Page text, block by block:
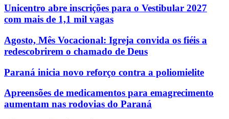
Unicentro abre inscrições para o Vestibular 2027
com mais de 1,1 mil vagas
Agosto, Mês Vocacional: Igreja convida os fiéis a
redescobrirem o chamado de Deus
Paraná inicia novo reforço contra a poliomielite
Apreensões de medicamentos para emagrecimento
aumentam nas rodovias do Paraná